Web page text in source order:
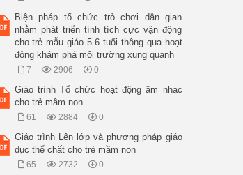
Biện pháp tổ chức trò chơi dân gian
nhằm phát triển tính tích cực vận động
cho trẻ mẫu giáo 5-6 tuổi thông qua hoạt
động khám phá môi trường xung quanh
7 2906 0
Giáo trình Tổ chức hoạt động âm nhạc
cho trẻ mầm non
61 2884 0
Giáo trình Lên lớp và phương pháp giáo
dục thể chất cho trẻ mầm non
65 2732 0